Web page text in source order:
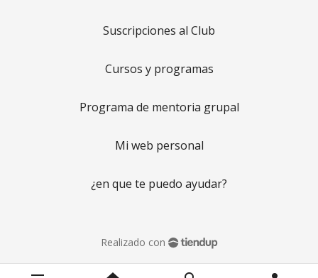
Suscripciones al Club
Cursos y programas
Programa de mentoria grupal
Mi web personal
¿en que te puedo ayudar?
Realizado con